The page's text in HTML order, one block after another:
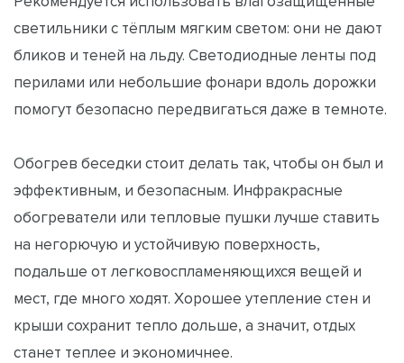
светильники с тёплым мягким светом: они не дают
бликов и теней на льду. Светодиодные ленты под
перилами или небольшие фонари вдоль дорожки
помогут безопасно передвигаться даже в темноте.
Обогрев беседки стоит делать так, чтобы он был и
эффективным, и безопасным. Инфракрасные
обогреватели или тепловые пушки лучше ставить
на негорючую и устойчивую поверхность,
подальше от легковоспламеняющихся вещей и
мест, где много ходят. Хорошее утепление стен и
крыши сохранит тепло дольше, а значит, отдых
станет теплее и экономичнее.